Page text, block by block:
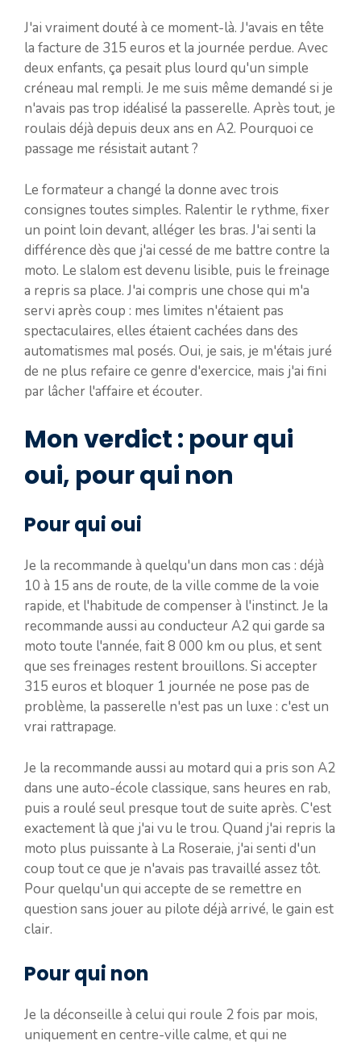
J'ai vraiment douté à ce moment-là. J'avais en tête
la facture de 315 euros et la journée perdue. Avec
deux enfants, ça pesait plus lourd qu'un simple
créneau mal rempli. Je me suis même demandé si je
n'avais pas trop idéalisé la passerelle. Après tout, je
roulais déjà depuis deux ans en A2. Pourquoi ce
passage me résistait autant ?
Le formateur a changé la donne avec trois
consignes toutes simples. Ralentir le rythme, fixer
un point loin devant, alléger les bras. J'ai senti la
différence dès que j'ai cessé de me battre contre la
moto. Le slalom est devenu lisible, puis le freinage
a repris sa place. J'ai compris une chose qui m'a
servi après coup : mes limites n'étaient pas
spectaculaires, elles étaient cachées dans des
automatismes mal posés. Oui, je sais, je m'étais juré
de ne plus refaire ce genre d'exercice, mais j'ai fini
par lâcher l'affaire et écouter.
Mon verdict : pour qui
oui, pour qui non
Pour qui oui
Je la recommande à quelqu'un dans mon cas : déjà
10 à 15 ans de route, de la ville comme de la voie
rapide, et l'habitude de compenser à l'instinct. Je la
recommande aussi au conducteur A2 qui garde sa
moto toute l'année, fait 8 000 km ou plus, et sent
que ses freinages restent brouillons. Si accepter
315 euros et bloquer 1 journée ne pose pas de
problème, la passerelle n'est pas un luxe : c'est un
vrai rattrapage.
Je la recommande aussi au motard qui a pris son A2
dans une auto-école classique, sans heures en rab,
puis a roulé seul presque tout de suite après. C'est
exactement là que j'ai vu le trou. Quand j'ai repris la
moto plus puissante à La Roseraie, j'ai senti d'un
coup tout ce que je n'avais pas travaillé assez tôt.
Pour quelqu'un qui accepte de se remettre en
question sans jouer au pilote déjà arrivé, le gain est
clair.
Pour qui non
Je la déconseille à celui qui roule 2 fois par mois,
uniquement en centre-ville calme, et qui ne